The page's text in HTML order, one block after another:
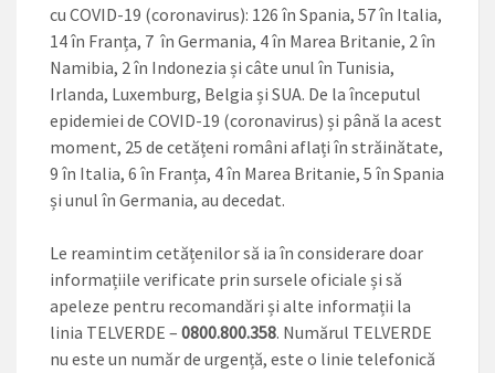
cu COVID-19 (coronavirus): 126 în Spania, 57 în Italia,
14 în Franța, 7 în Germania, 4 în Marea Britanie, 2 în
Namibia, 2 în Indonezia și câte unul în Tunisia,
Irlanda, Luxemburg, Belgia și SUA. De la începutul
epidemiei de COVID-19 (coronavirus) și până la acest
moment, 25 de cetățeni români aflați în străinătate,
9 în Italia, 6 în Franța, 4 în Marea Britanie, 5 în Spania
și unul în Germania, au decedat.
Le reamintim cetățenilor să ia în considerare doar
informațiile verificate prin sursele oficiale și să
apeleze pentru recomandări și alte informații la
linia TELVERDE – 0800.800.358. Numărul TELVERDE
nu este un număr de urgență, este o linie telefonică